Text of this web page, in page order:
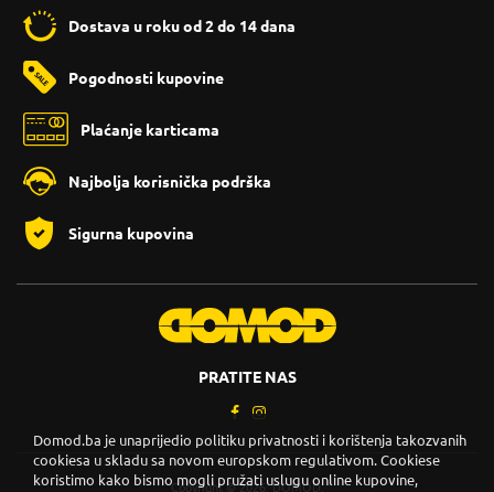
Dostava u roku od 2 do 14 dana
Pogodnosti kupovine
Plaćanje karticama
Najbolja korisnička podrška
Sigurna kupovina
PRATITE NAS
Copyright © 2026. DOMOD.
Domod.ba je unaprijedio politiku privatnosti i korištenja takozvanih
cookiesa u skladu sa novom europskom regulativom. Cookiese
koristimo kako bismo mogli pružati uslugu online kupovine,